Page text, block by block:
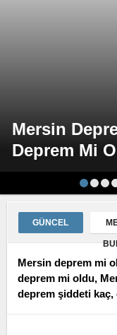
Mersin
Deprem Mi
Deprem
Merkezi
GÜNCEL
Mersin deprem mi
deprem mi oldu,
deprem şiddeti kaç,